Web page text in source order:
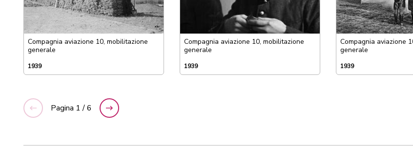
Compagnia aviazione 10, mobilitazione
generale
1939
Compagnia aviazione 10, mobilitazione
generale
1939
Compagnia aviazione
generale
1939
precedente
Pagina 1 / 6 successiva